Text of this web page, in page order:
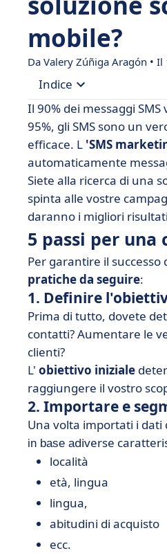
mobile?
Da Valery Zúñiga Aragón •
Indice
• 5 passi per una
• Quali sono gli
• Soluzioni
• Tabella comparativa
• Conclusione
Il 90% dei messaggi SMS
95%, gli SMS sono un
efficace. L 'SMS
automaticamente
Siete alla ricerca di una
spinta alle vostre
daranno i migliori
5 passi per una
Per garantire il successo
pratiche da seguire:
1. Definire
Prima di tutto, dovete
contatti? Aumentare le
clienti?
L' obiettivo iniziale
raggiungere il vostro
2. Importare e
Una volta importati i
in base adiverse
località
età, lingua
lingua,
abitudini di acquisto
ecc.